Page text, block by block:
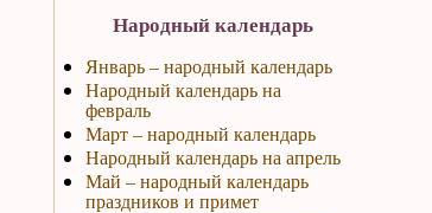
Народный календарь
Январь – народный календарь
Народный календарь на
февраль
Март – народный календарь
Народный календарь на апрель
Май – народный календарь
праздников и примет